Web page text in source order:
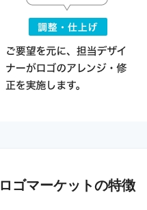
ロゴマーケットの特徴